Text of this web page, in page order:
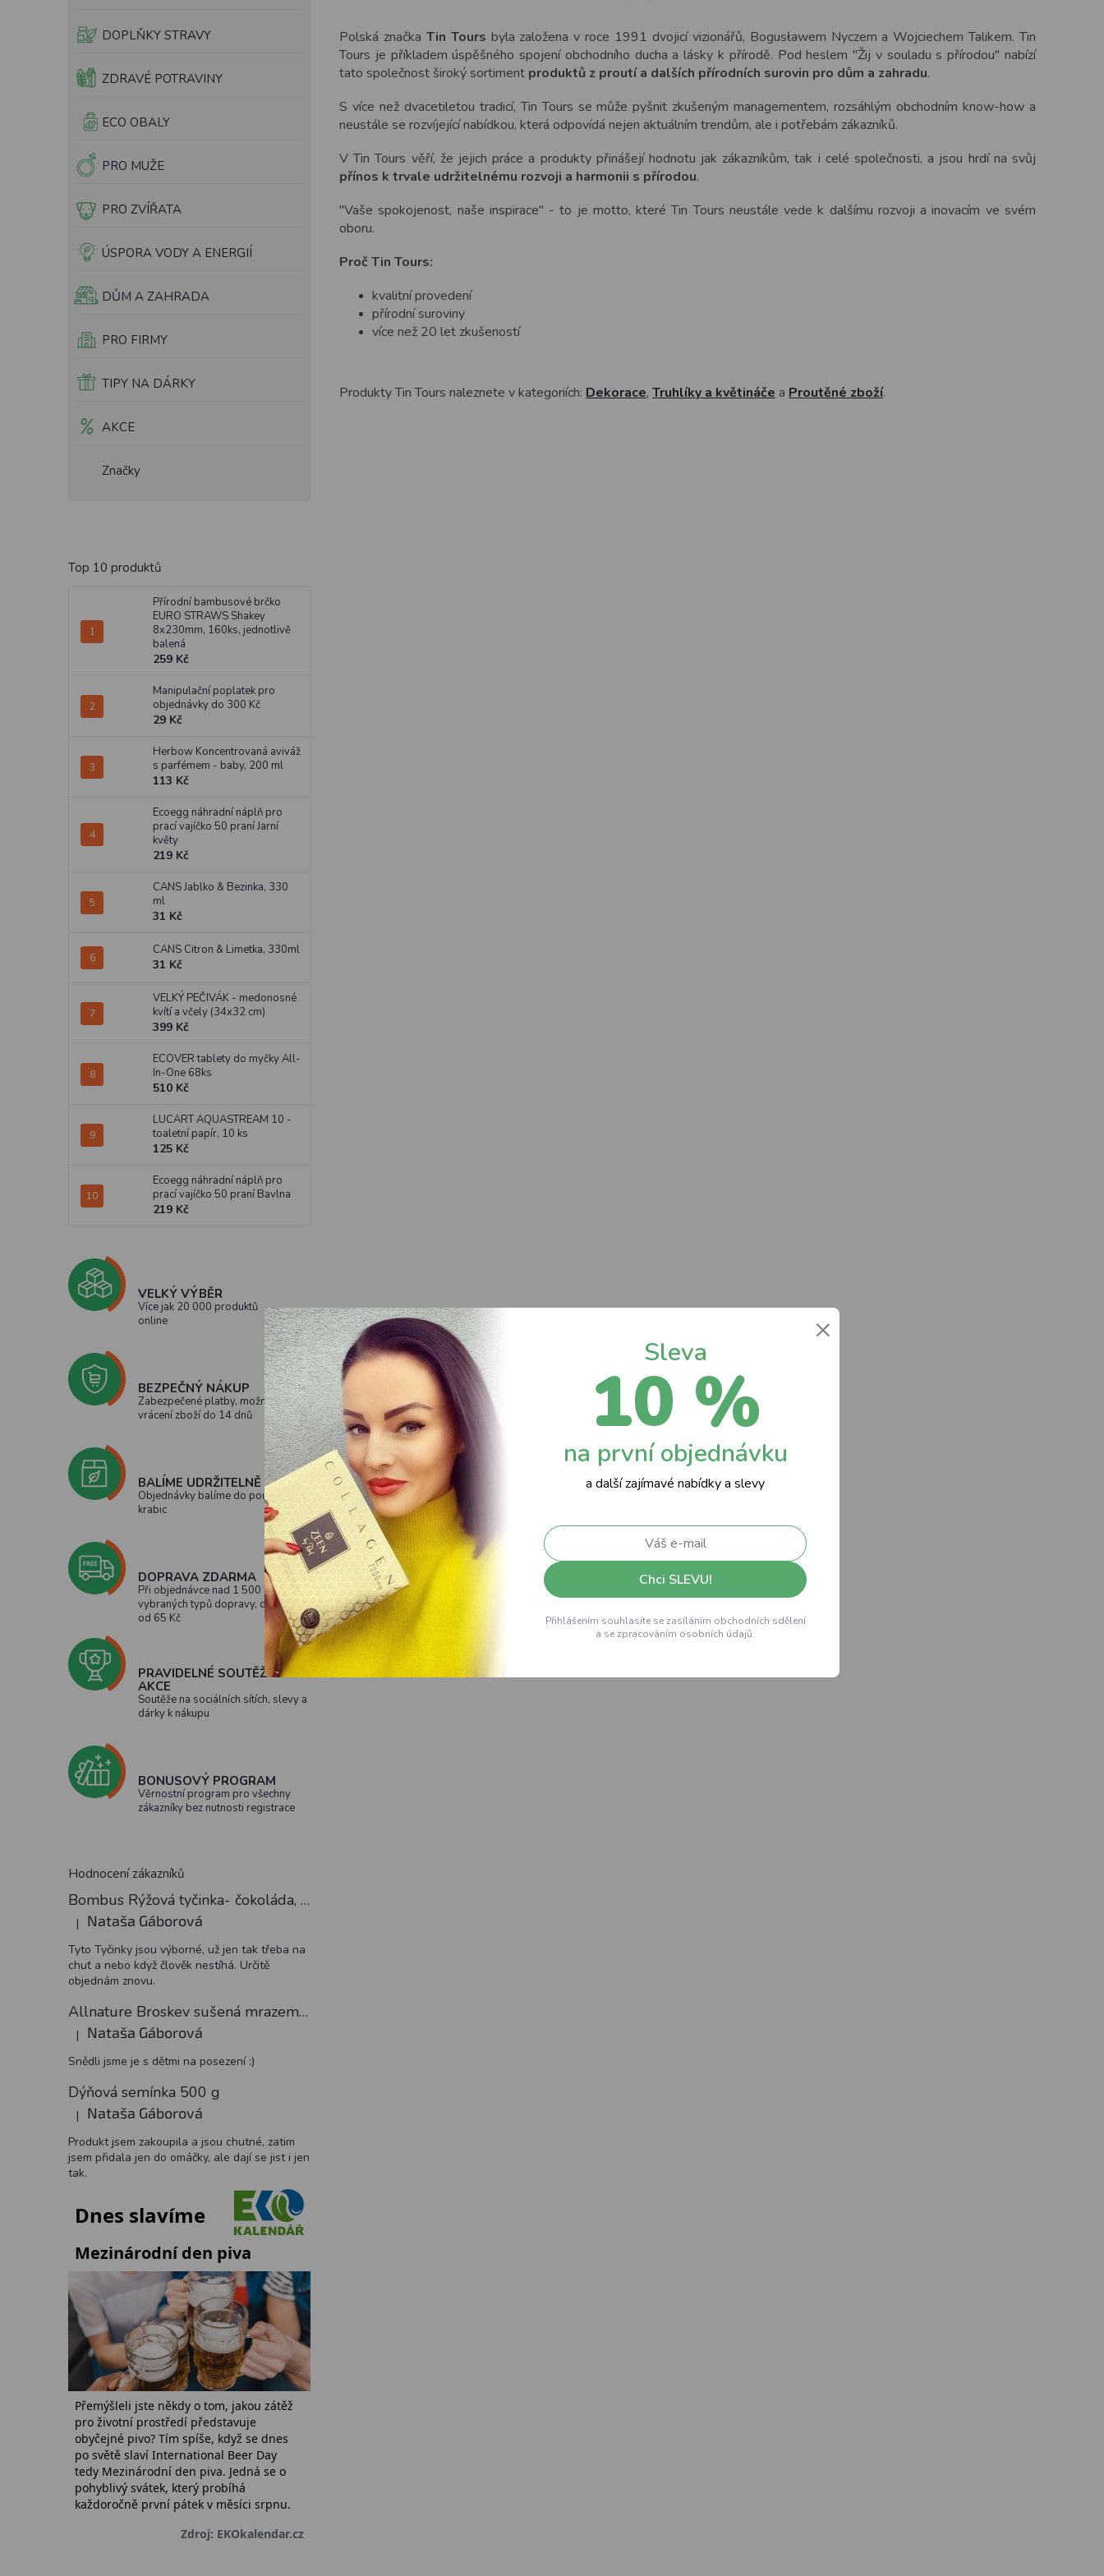
DOPLŇKY STRAVY
ZDRAVÉ POTRAVINY
ECO OBALY
PRO MUŽE
PRO ZVÍŘATA
ÚSPORA VODY A ENERGIÍ
DŮM A ZAHRADA
PRO FIRMY
TIPY NA DÁRKY
AKCE
Značky
Top 10 produktů
Přírodní bambusové brčko
EURO STRAWS Shakey
8x230mm, 160ks, jednotlivě
balená
259 Kč
Manipulační poplatek pro
objednávky do 300 Kč
29 Kč
Herbow Koncentrovaná aviváž
s parfémem - baby, 200 ml
113 Kč
Ecoegg náhradní náplň pro
prací vajíčko 50 praní Jarní
květy
219 Kč
CANS Jablko & Bezinka, 330
ml
31 Kč
CANS Citron & Limetka, 330ml
31 Kč
VELKÝ PEČIVÁK - medonosné
kvítí a včely (34x32 cm)
399 Kč
ECOVER tablety do myčky All-
In-One 68ks
510 Kč
LUCART AQUASTREAM 10 -
toaletní papír, 10 ks
125 Kč
Ecoegg náhradní náplň pro
prací vajíčko 50 praní Bavlna
219 Kč
VELKÝ VÝBĚR
Více jak 20 000 produktů
online
BEZPEČNÝ NÁKUP
Zabezpečené platby, možnost
vrácení zboží do 14 dnů
BALÍME UDRŽITELNĚ
Objednávky balíme do použitých
krabic
DOPRAVA ZDARMA
Při objednávce nad 1 500 Kč u
vybraných typů dopravy, doprava
od 65 Kč
PRAVIDELNÉ SOUTĚŽE A
AKCE
Soutěže na sociálních sítích, slevy a
dárky k nákupu
BONUSOVÝ PROGRAM
Věrnostní program pro všechny
zákazníky bez nutnosti registrace
Hodnocení zákazníků
Bombus Rýžová tyčinka- čokoláda, 18 g
Hodnocení produktu je 5 z 5 hvězdiček.
| Nataša Gáborová
Tyto Tyčinky jsou výborné, už jen tak třeba na
chuť a nebo když člověk nestíhá. Určitě
objednám znovu.
Allnature Broskev sušená mrazem plátky, 15 g
Hodnocení produktu je 5 z 5 hvězdiček.
| Nataša Gáborová
Snědli jsme je s dětmi na posezení :)
Dýňová semínka 500 g
Hodnocení produktu je 5 z 5 hvězdiček.
| Nataša Gáborová
Produkt jsem zakoupila a jsou chutné, zatim
jsem přidala jen do omáčky, ale dají se jist i jen
tak.
Polská značka Tin Tours byla založena v roce 1991 dvojicí vizionářů, Bogusławem Nyczem a Wojciechem Talikem. Tin
Tours je příkladem úspěšného spojení obchodního ducha a lásky k přírodě. Pod heslem "Žij v souladu s přírodou" nabízí
tato společnost široký sortiment produktů z proutí a dalších přírodních surovin pro dům a zahradu.
S více než dvacetiletou tradicí, Tin Tours se může pyšnit zkušeným managementem, rozsáhlým obchodním know-how a
neustále se rozvíjející nabídkou, která odpovídá nejen aktuálním trendům, ale i potřebám zákazníků.
V Tin Tours věří, že jejich práce a produkty přinášejí hodnotu jak zákazníkům, tak i celé společnosti, a jsou hrdí na svůj
přínos k trvale udržitelnému rozvoji a harmonii s přírodou.
"Vaše spokojenost, naše inspirace" - to je motto, které Tin Tours neustále vede k dalšímu rozvoji a inovacím ve svém
oboru.
Proč Tin Tours:
kvalitní provedení
přírodní suroviny
více než 20 let zkušeností
Produkty Tin Tours naleznete v kategoriích: Dekorace, Truhlíky a květináče a Proutěné zboží.
×
Sleva
10 %
na první objednávku
a další zajímavé nabídky a slevy
Chci SLEVU!
Přihlášením souhlasíte se zasíláním obchodních sdělení
a se zpracováním osobních údajů.